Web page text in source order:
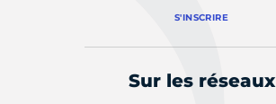
S'INSCRIRE
Sur les réseaux